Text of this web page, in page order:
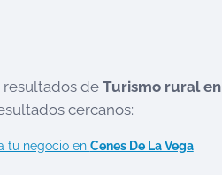
resultados de Turismo rural en
cercanos:
tu negocio en Cenes De La Vega